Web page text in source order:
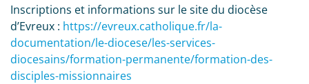
Inscriptions et informations sur le site du diocèse
d’Evreux : https://evreux.catholique.fr/la-
documentation/le-diocese/les-services-
diocesains/formation-permanente/formation-des-
disciples-missionnaires